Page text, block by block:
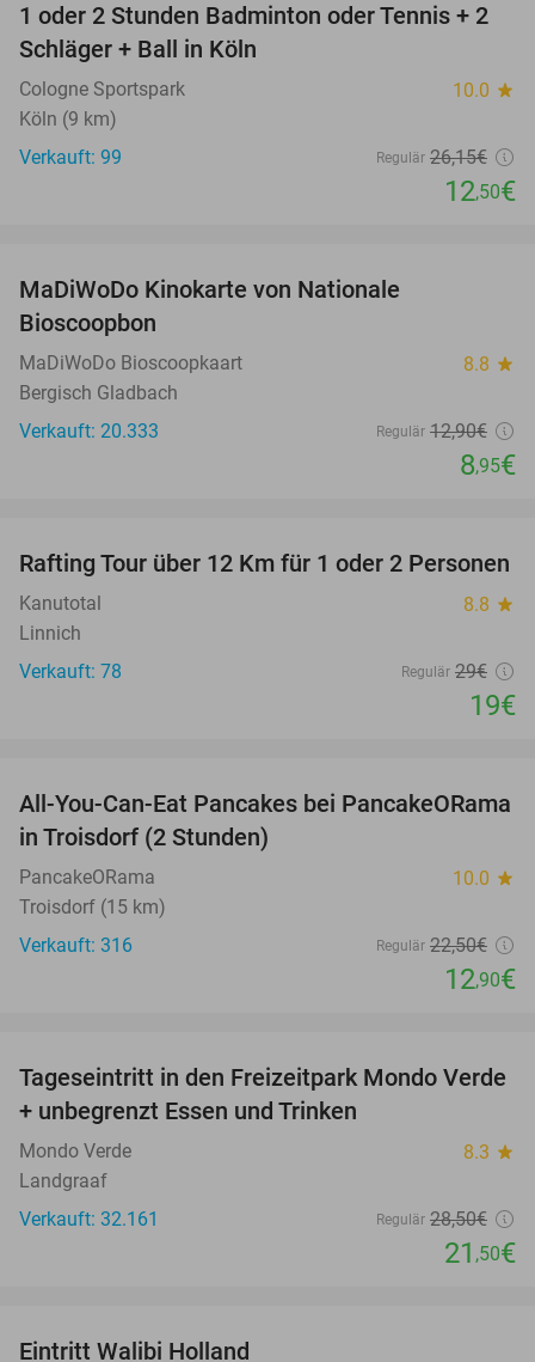
52%
1 oder 2 Stunden Badminton oder Tennis + 2
Schläger + Ball in Köln
Cologne Sportspark 10.0 star
Köln (9 km)
Verkauft: 99
Regulär 26,15€
12,50€
MaDiWoDo Kinokarte von Nationale
Bioscoopbon
MaDiWoDo Bioscoopkaart 8.8 star
Bergisch Gladbach
Verkauft: 20.333
Regulär 12,90€
8,95€
34%
Rafting Tour über 12 Km für 1 oder 2 Personen
Kanutotal 8.8 star
Linnich
Verkauft: 78
Regulär 29€
19€
43%
All-You-Can-Eat Pancakes bei PancakeORama
in Troisdorf (2 Stunden)
PancakeORama 10.0 star
Troisdorf (15 km)
Verkauft: 316
Regulär 22,50€
12,90€
25%
Tageseintritt in den Freizeitpark Mondo Verde
+ unbegrenzt Essen und Trinken
Mondo Verde 8.3 star
Landgraaf
Verkauft: 32.161
Regulär 28,50€
21 ,50€
Eintritt Walibi Holland